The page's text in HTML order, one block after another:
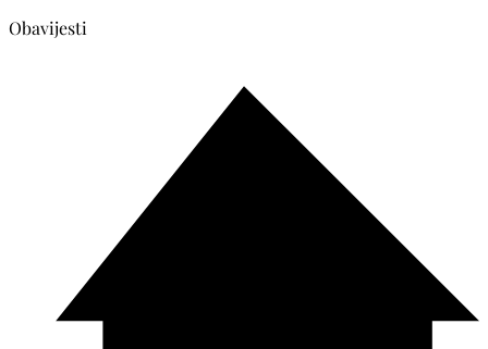
Obavijesti